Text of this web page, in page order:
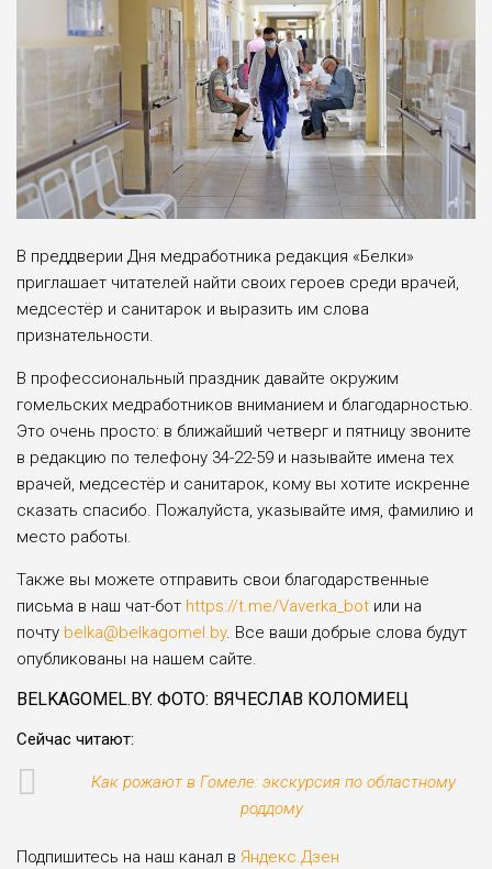
В преддверии Дня медра­ботника редакция «Белки»
приглаша­ет читателей найти сво­их героев среди врачей,
медсестёр и санитарок и выразить им слова
признательности.
В профессиональный праздник давайте окружим
гомельских медработников вниманием и благодар­ностью.
Это очень просто: в ближайший четверг и пятницу звоните
в редакцию по телефону 34-22-59 и называйте имена тех
врачей, медсестёр и санитарок, кому вы хотите искренне
сказать спасибо. Пожа­луйста, указывайте имя, фамилию и
место работы.
Также вы можете отправить свои благодар­ственные
письма в наш чат-бот https://t.me/Vaverka_bot или на
почту belka@belkagomel.by. Все ваши добрые слова будут
опубли­кованы на нашем сайте.
BELKAGOMEL.BY. ФОТО: ВЯЧЕСЛАВ КОЛОМИЕЦ
Сейчас читают:
Как рожают в Гомеле: экскурсия по областному
роддому
Подпишитесь на наш канал в Яндекс.Дзен